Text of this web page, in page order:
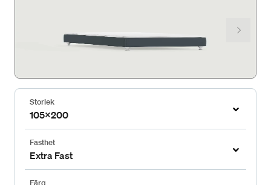
Storlek
105x200
Fasthet
Extra Fast